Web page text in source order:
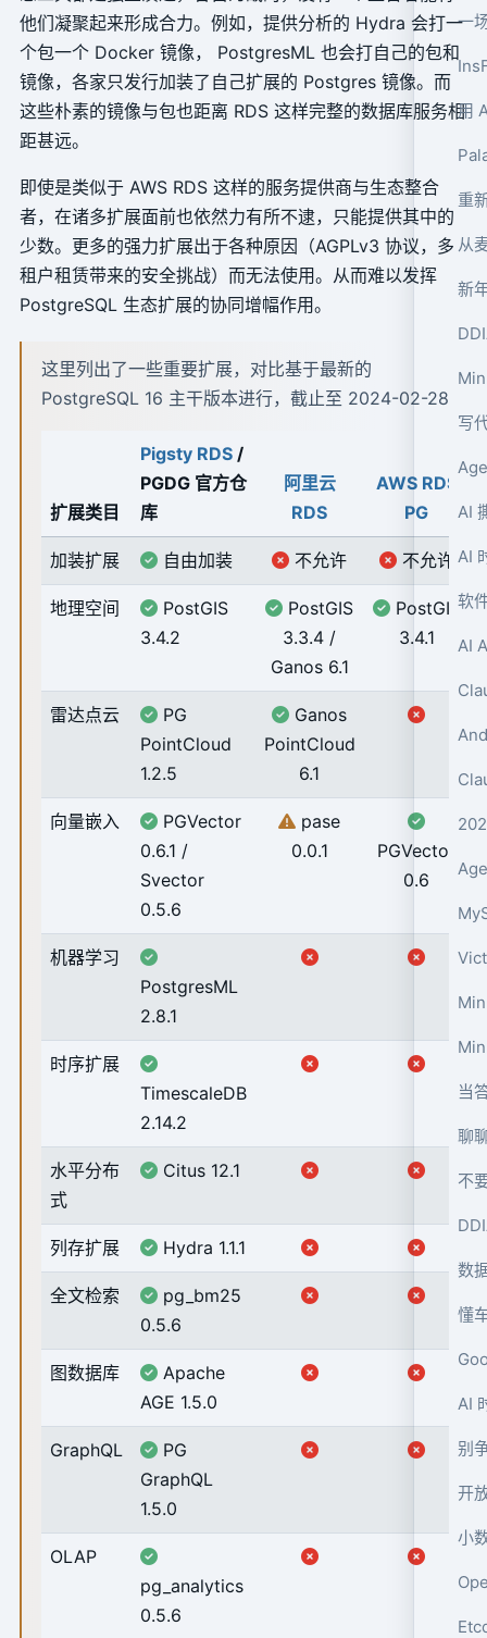
一
重
新
写
AI
AI
软
AI
当
聊
不
数
懂
AI
别
开
小
他们凝聚起来形成合力。例如，提供分析的 Hydra 会打一
个包一个 Docker 镜像， PostgresML 也会打自己的包和
镜像，各家只发行加装了自己扩展的 Postgres 镜像。而
这些朴素的镜像与包也距离 RDS 这样完整的数据库服务相
距甚远。
即使是类似于 AWS RDS 这样的服务提供商与生态整合
者，在诸多扩展面前也依然力有所不逮，只能提供其中的
少数。更多的强力扩展出于各种原因（AGPLv3 协议，多
租户租赁带来的安全挑战）而无法使用。从而难以发挥
PostgreSQL 生态扩展的协同增幅作用。
这里列出了一些重要扩展，对比基于最新的
PostgreSQL 16 主干版本进行，截止至 2024-02-28
扩展类目
Pigsty RDS/
PGDG 官方仓
库
阿里云
RDS
AWS RDS
PG
加装扩展 自由加装 不允许 不允许
地理空间
PostGIS
3.4.2
PostGIS
3.3.4 /
Ganos 6.1
PostGIS
3.4.1
雷达点云
PG
PointCloud
1.2.5
Ganos
PointCloud
6.1
向量嵌入
PGVector
0.6.1 /
Svector
0.5.6
pase
0.0.1
PGVector
0.6
机器学习
PostgresML
2.8.1
时序扩展
TimescaleDB
2.14.2
水平分布
式
Citus 12.1
列存扩展 Hydra 1.1.1
全文检索
pg_bm25
0.5.6
图数据库
Apache
AGE 1.5.0
GraphQL
PG
GraphQL
1.5.0
OLAP
pg_analytics
0.5.6